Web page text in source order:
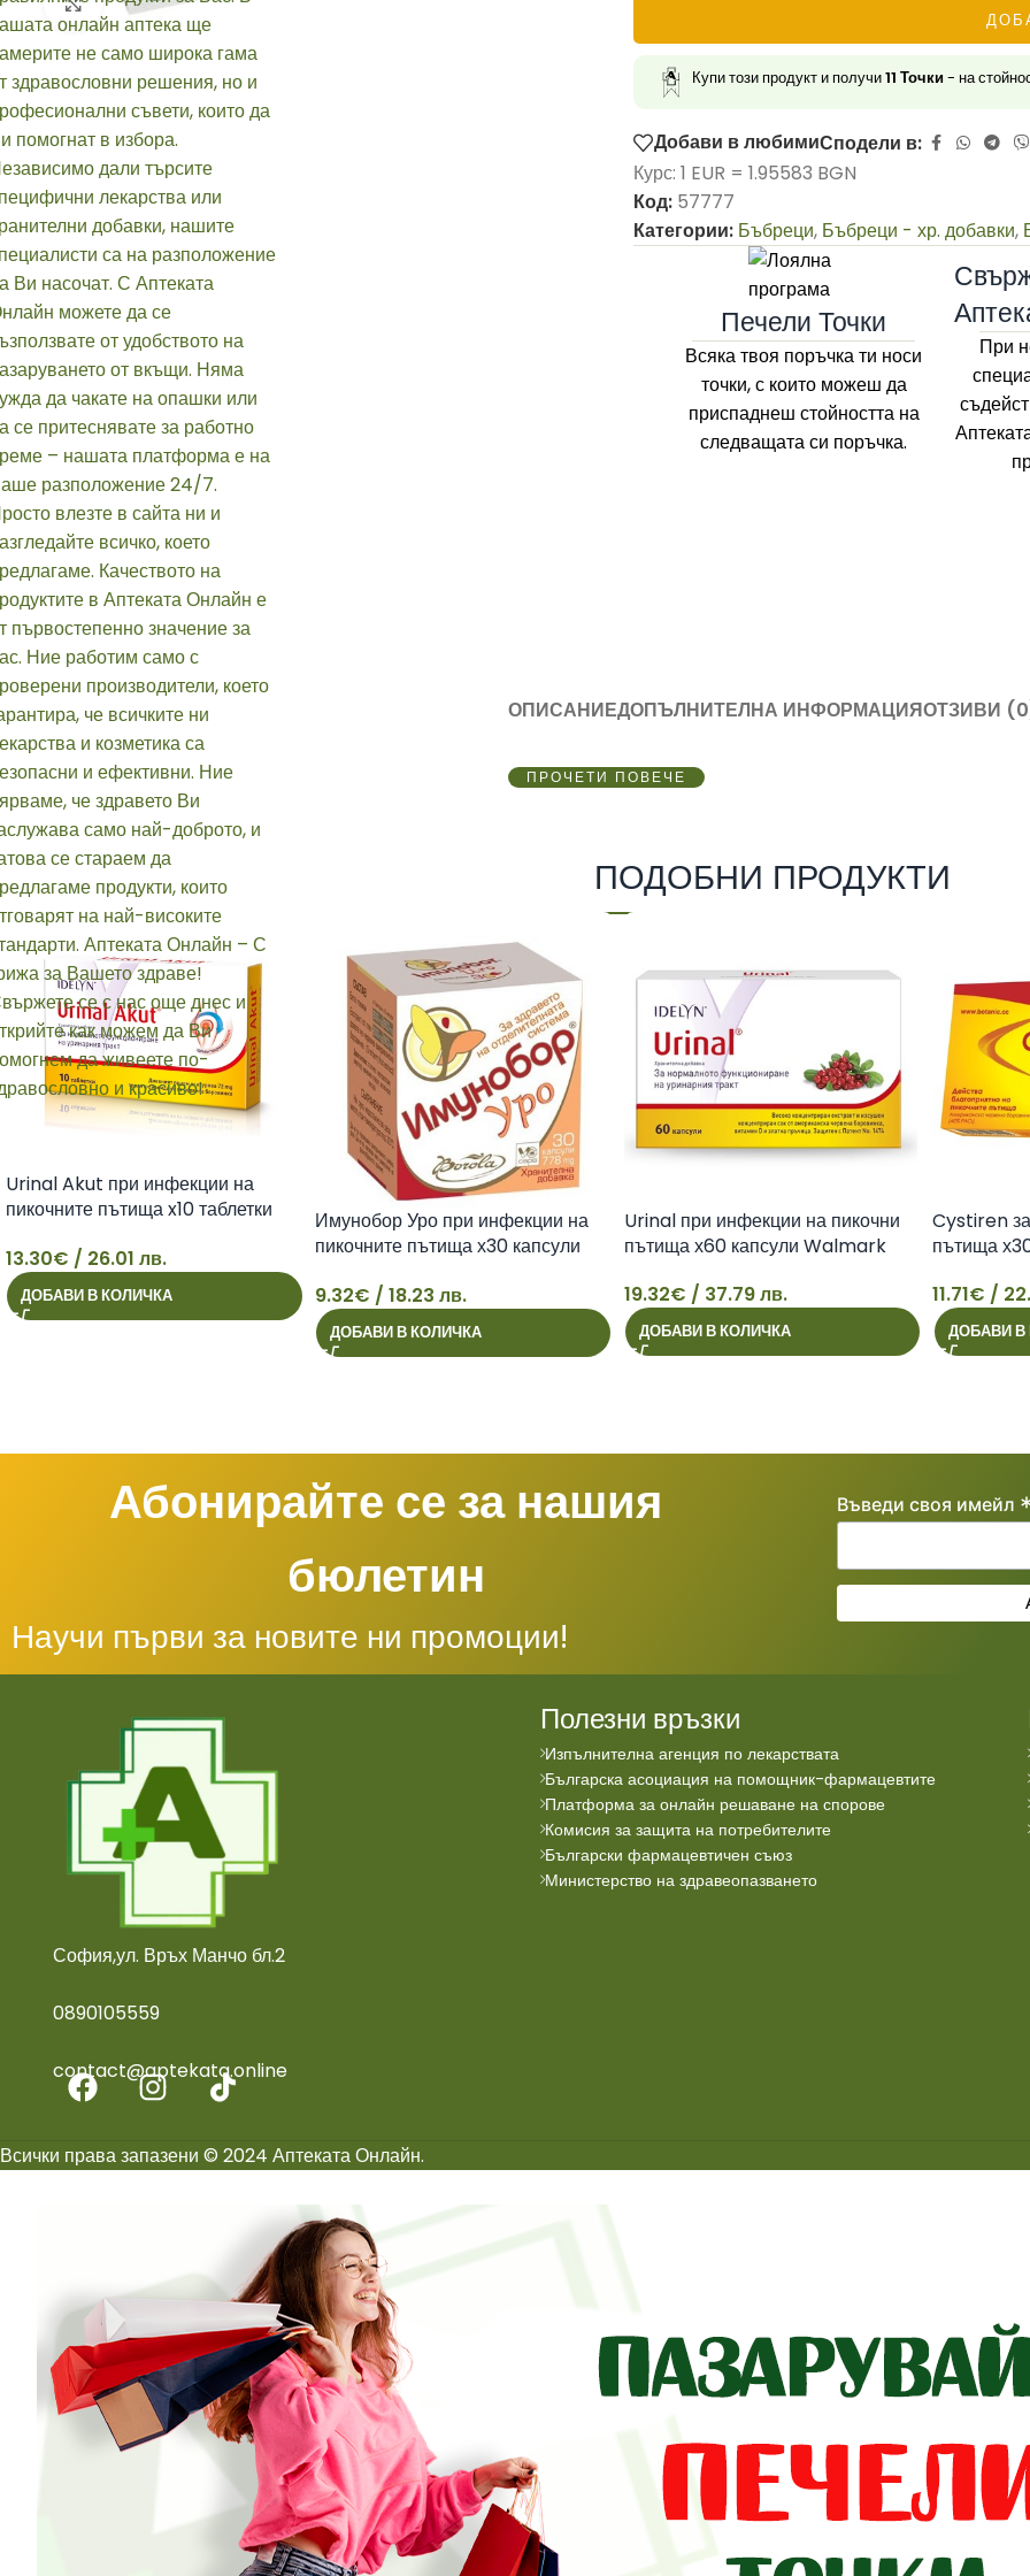
Купи този продукт и получи11 Точки- на
Добави в любимиСподели в:
Курс: 1 EUR = 1.95583 BGN
Код: 57777
Категории: Бъбреци, Бъбреци - хр. добавки,
Печели Точки
Всяка твоя поръчка ти носи
точки, с които можеш да
приспаднеш стойността на
следващата си поръчка.
При
ОПИСАНИЕДОПЪЛНИТЕЛНА ИНФОРМАЦИЯОТЗИВИ
ПРОЧЕТИ ПОВЕЧЕ
ПОДОБНИ ПРОДУКТИ
Urinal Akut при инфекции на
пикочните пътища x10 таблетки
13.30€ / 26.01 лв.
ДОБАВИ В КОЛИЧКА
Имунобор Уро при инфекции на
пикочните пътища х30 капсули
9.32€ / 18.23 лв.
ДОБАВИ В КОЛИЧКА
Urinal при инфекции на пикочни
пътища х60 капсули Walmark
19.32€ / 37.79 лв.
ДОБАВИ В КОЛИЧКА
Cystiren
пътища
11.71€ /
ДОБАВИ В
Абонирайте се за нашия
бюлетин
Научи първи за новите ни промоции!
Въведи своя имейл
София,ул. Връх Манчо бл.2
0890105559
contact@aptekata.online
Полезни връзки
Изпълнителна агенция по лекарствата
Българска асоциация на помощник-фармацевтите
Платформа за онлайн решаване на спорове
Комисия за защита на потребителите
Български фармацевтичен съюз
Министерство на здравеопазването
Всички права запазени © 2024 Аптеката Онлайн.